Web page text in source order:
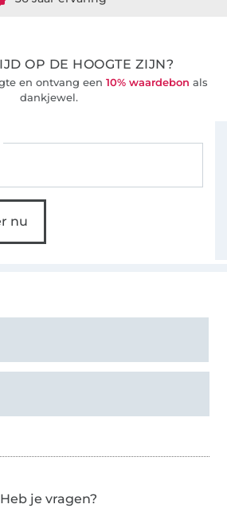
OP DE HOOGTE ZIJN?
en ontvang een 10% waardebon als
dankjewel.
nu
Heb je vragen?